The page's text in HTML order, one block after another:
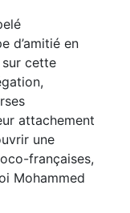
d’amitié en
cette
attachement
une
françaises,
Mohammed